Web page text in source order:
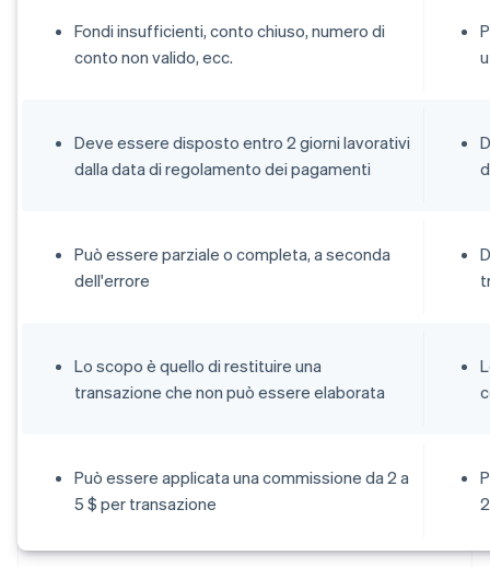
Fondi insufficienti, conto chiuso, numero di
conto non valido, ecc.
Deve essere disposto entro 2 giorni lavorativi
dalla data di regolamento dei pagamenti
Può essere parziale o completa, a seconda
dell'errore
Lo scopo è quello di restituire una
transazione che non può essere elaborata
Può essere applicata una commissione da 2 a
5 $ per transazione